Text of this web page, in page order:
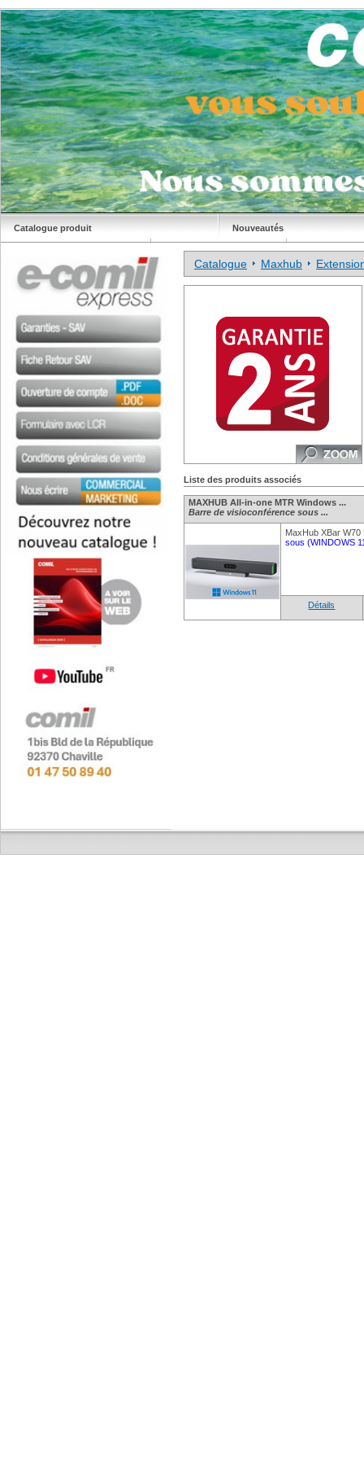
Catalogue produit Nouveautés
Site Comil
Catalogue Maxhub
Liste des produits associés
MAXHUB All-in-one MTR Windows ...
Barre de visioconférence sous ...
MaxHub XBar
sous (WINDOWS
Détails